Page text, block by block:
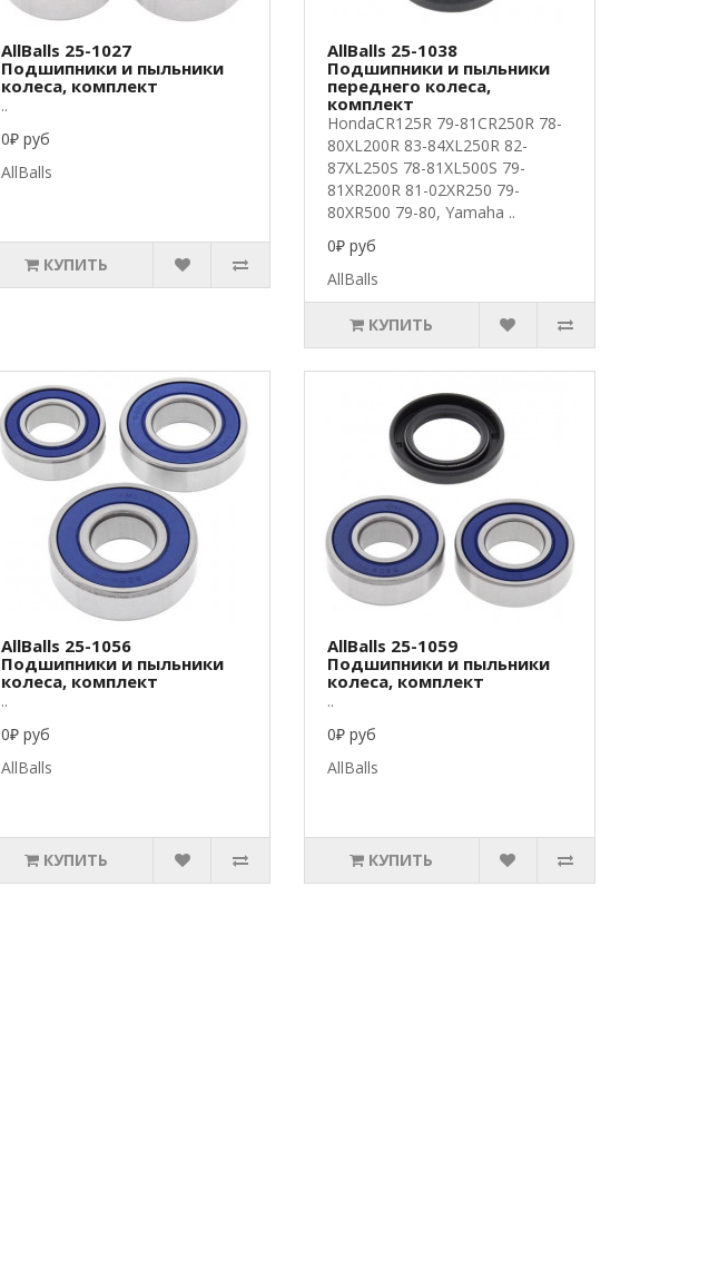
AllBalls 25-1027
Подшипники и пыльники
колеса, комплект
..
0₽ руб
AllBalls
КУПИТЬ
AllBalls 25-1038
Подшипники и пыльники
переднего колеса,
комплект
HondaCR125R 79-81CR250R 78-
80XL200R 83-84XL250R 82-
87XL250S 78-81XL500S 79-
81XR200R 81-02XR250 79-
80XR500 79-80, Yamaha ..
0₽ руб
AllBalls
КУПИТЬ
AllBalls 25-1056
Подшипники и пыльники
колеса, комплект
..
0₽ руб
AllBalls
КУПИТЬ
AllBalls 25-1059
Подшипники и пыльники
колеса, комплект
..
0₽ руб
AllBalls
КУПИТЬ